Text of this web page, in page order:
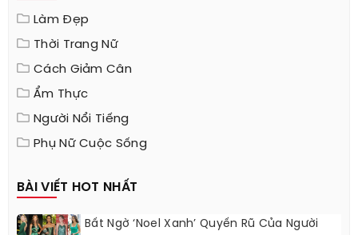
Làm Đẹp
Thời Trang Nữ
Cách Giảm Cân
Ẩm Thực
Người Nổi Tiếng
Phụ Nữ Cuộc Sống
BÀI VIẾT HOT NHẤT
Bất Ngờ ‘Noel Xanh’ Quyến Rũ Của Người